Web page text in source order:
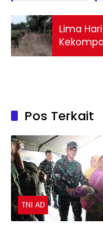
Lima
Pos Terkait
TNI AD